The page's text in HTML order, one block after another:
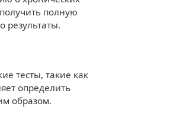
полную
результаты.
тесты, такие как
определить
образом.